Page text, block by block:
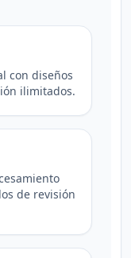
con diseños
ilimitados.
de revisión